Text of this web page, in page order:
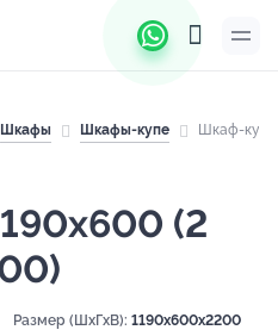
Шкафы Шкафы-купе Шкаф-купе
(2
Размер (ШхГхВ): 1190x600x2200